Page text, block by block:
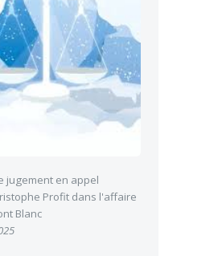
jugement en appel
Profit dans l'affaire
Blanc